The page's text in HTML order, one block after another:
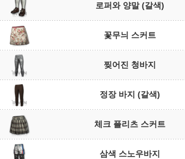
로퍼와 양말 (갈색)
꽃무늬 스커트
찢어진 청바지
정장 바지 (갈색)
체크 플리츠 스커트
삼색 스노우바지